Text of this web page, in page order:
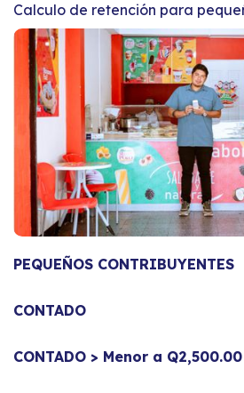
Calculo de retención para
PEQUEÑOS CONTRIBUYENTES
CONTADO
CONTADO > Menor a Q2,500.00